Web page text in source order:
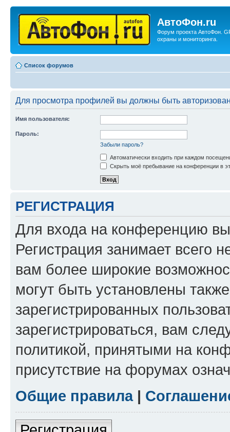
АвтоФон.ru
Форум проекта АвтоФон.
охраны и мониторинга.
Список форумов
Для просмотра профилей вы должны быть
Имя пользователя:
Пароль:
Забыли пароль?
Автоматически входить при каждом
Скрыть моё пребывание на конференции в
РЕГИСТРАЦИЯ
Для входа на конференцию
Регистрация занимает всего
вам более широкие
могут быть установлены
зарегистрированных
зарегистрироваться, вам
политикой, принятыми на
присутствие на форумах
Общие правила|